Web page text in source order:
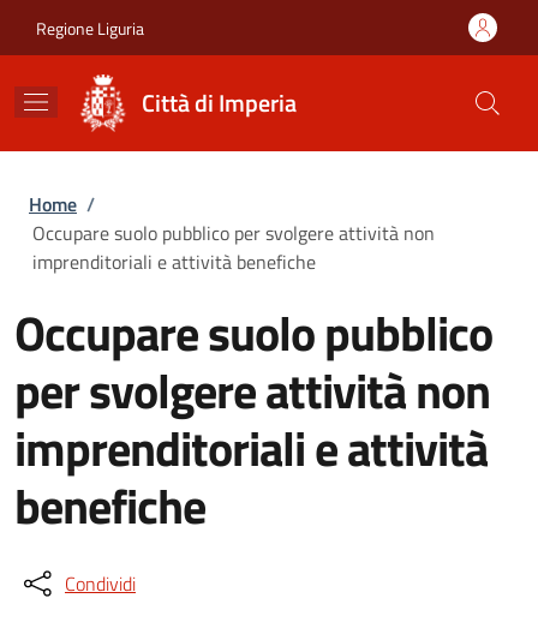
Regione Liguria
Città di Imperia
Briciole di pane
Home /
Occupare suolo pubblico per svolgere attività non
imprenditoriali e attività benefiche
Occupare suolo pubblico
per svolgere attività non
imprenditoriali e attività
benefiche
Condividi